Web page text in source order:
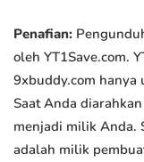
Penafian:
oleh YT1Save.com.
9xbuddy.com hanya
Saat Anda
menjadi milik Anda.
adalah milik